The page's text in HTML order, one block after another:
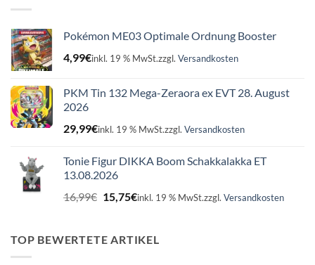
Pokémon ME03 Optimale Ordnung Booster
4,99€inkl. 19 % MwSt.zzgl. Versandkosten
PKM Tin 132 Mega-Zeraora ex EVT 28. August
2026
29,99€inkl. 19 % MwSt.zzgl. Versandkosten
Tonie Figur DIKKA Boom Schakkalakka ET
13.08.2026
16,99€ Ursprünglicher
Preis
16,99€
15,75€Aktueller
15,75€.
inkl. 19 % MwSt.zzgl. Versandkosten
TOP BEWERTETE ARTIKEL